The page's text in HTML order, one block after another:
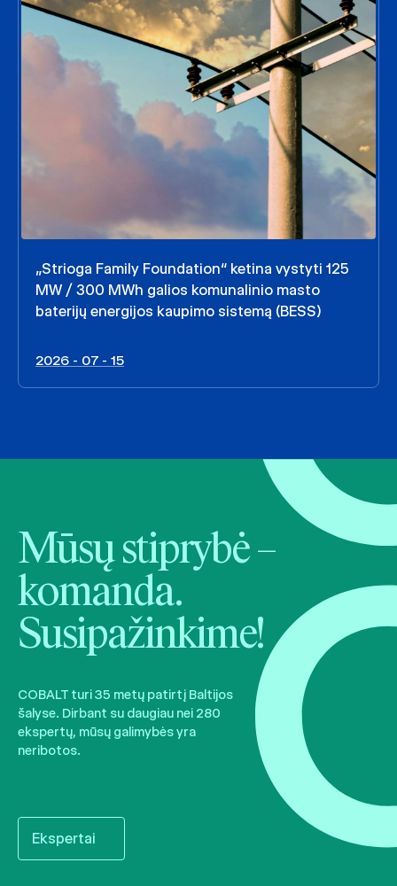
„Strioga Family Foundation“ ketina vystyti 125
MW / 300 MWh galios komunalinio masto
baterijų energijos kaupimo sistemą (BESS)
2026 - 07 - 15
Mūsų stiprybė –
komanda.
Susipažinkime!
COBALT turi 35 metų patirtį Baltijos
šalyse. Dirbant su daugiau nei 280
ekspertų, mūsų galimybės yra
neribotos.
Ekspertai